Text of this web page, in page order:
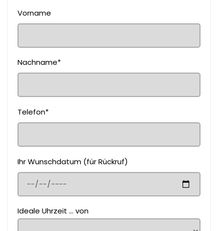
Vorname
Nachname*
Telefon*
Ihr Wunschdatum (für Rückruf)
Ideale Uhrzeit ... von